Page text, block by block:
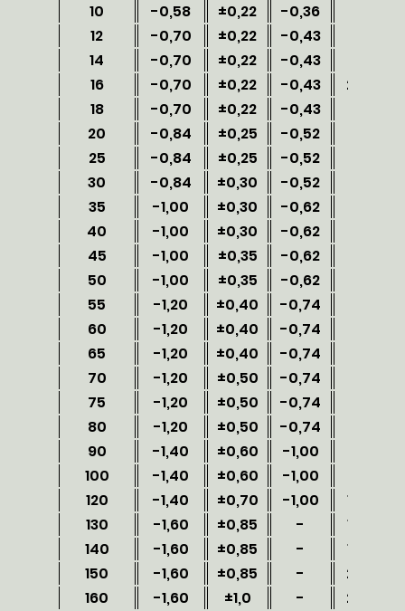
10
-0,58 ±0,22 -0,36
12
-0,70 ±0,22 -0,43
14
-0,70 ±0,22 -0,43
16
-0,70 ±0,22 -0,43
244,0
18
-0,70 ±0,22 -0,43
20
-0,84 ±0,25 -0,52
25
-0,84 ±0,25 -0,52
30
-0,84 ±0,30 -0,52
35
-1,00 ±0,30 -0,62
40
-1,00 ±0,30 -0,62
45
-1,00 ±0,35 -0,62
50
-1,00 ±0,35 -0,62
55
-1,20 ±0,40 -0,74
60
-1,20 ±0,40 -0,74
65
-1,20 ±0,40 -0,74
70
-1,20 ±0,50 -0,74
75
-1,20 ±0,50 -0,74
80
-1,20 ±0,50 -0,74
90
-1,40 ±0,60 -1,00
100
-1,40 ±0,60 -1,00
120
-1,40 ±0,70 -1,00
14229
130
-1,60 ±0,85 -
16685
140
-1,60 ±0,85 -
19369
150
-1,60 ±0,85 -
22253
160
-1,60 ±1,0 -
25337